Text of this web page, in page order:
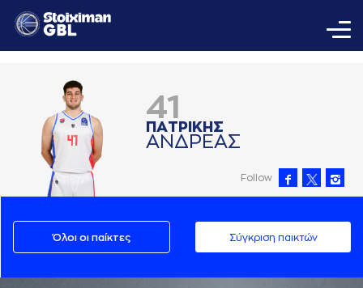
41
ΠAΤΡΙΚΗΣ
AΝΔΡΕAΣ
Follow
Όλοι οι παίκτες Σύγκριση παικτών